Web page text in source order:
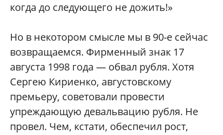
когда до следующего не дожить!»
Но в некотором смысле мы в 90-е сейчас
возвращаемся. Фирменный знак 17
августа 1998 года — обвал рубля. Хотя
Сергею Кириенко, августовскому
премьеру, советовали провести
упреждающую девальвацию рубля. Не
провел. Чем, кстати, обеспечил рост,